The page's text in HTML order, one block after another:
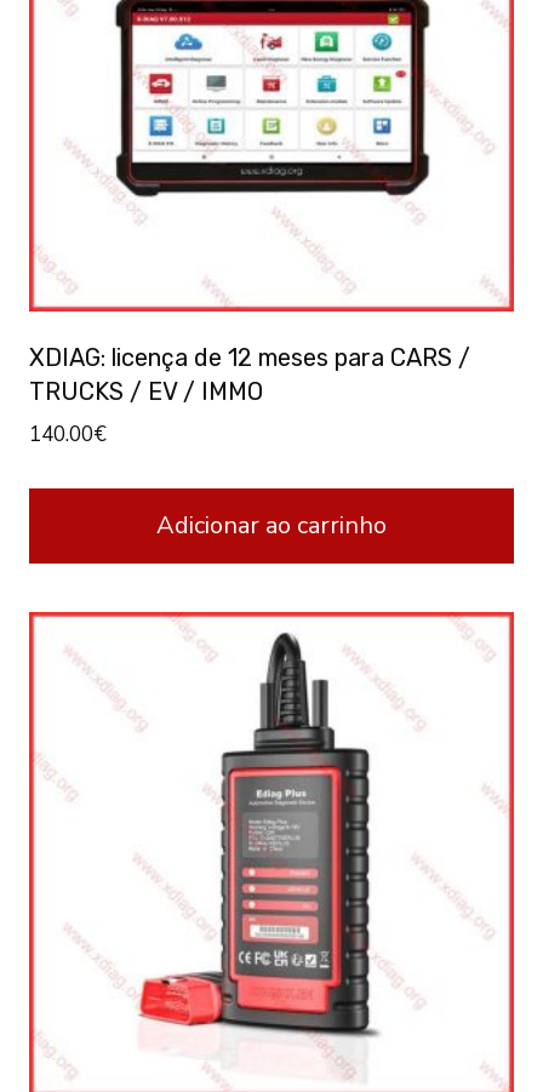
XDIAG: licença de 12 meses para CARS /
TRUCKS / EV / IMMO
140.00€
Adicionar ao carrinho